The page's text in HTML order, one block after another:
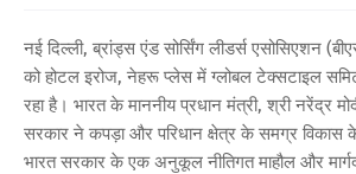
नई दिल्ली, ब्रांड्स एंड सोर्सिंग लीडर्स एसोसिएशन
को होटल इरोज, नेहरू प्लेस में ग्लोबल टेक्सटाइल
रहा है। भारत के माननीय प्रधान मंत्री, श्री नरेंद्र
सरकार ने कपड़ा और परिधान क्षेत्र के समग्र विकास
भारत सरकार के एक अनुकूल नीतिगत माहौल और